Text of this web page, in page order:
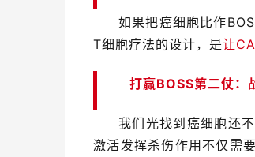
如果把癌细胞比作
T细胞疗法的设计，是让
打赢BOSS第二仗：
我们光找到癌细胞还
激活发挥杀伤作用不仅需